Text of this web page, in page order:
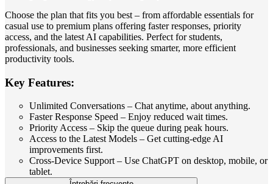
Choose the plan that fits you best – from affordable essentials for
casual use to premium plans offering faster responses, priority
access, and the latest AI capabilities. Perfect for students,
professionals, and businesses seeking smarter, more efficient
productivity tools.
Key Features:
Unlimited Conversations – Chat anytime, about anything.
Faster Response Speed – Enjoy reduced wait times.
Priority Access – Skip the queue during peak hours.
Access to the Latest Models – Get cutting-edge AI
improvements first.
Cross-Device Support – Use ChatGPT on desktop, mobile, or
tablet.